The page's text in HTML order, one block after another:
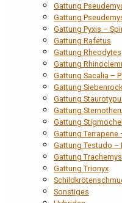
Gattung
Gattung
Gattung Pyxis –
Gattung Rafetus
Gattung Rheodytes
Gattung
Gattung Sacalia –
Gattung
Gattung
Gattung
Gattung
Gattung
Gattung Testudo –
Gattung
Gattung Trionyx
Sonstiges